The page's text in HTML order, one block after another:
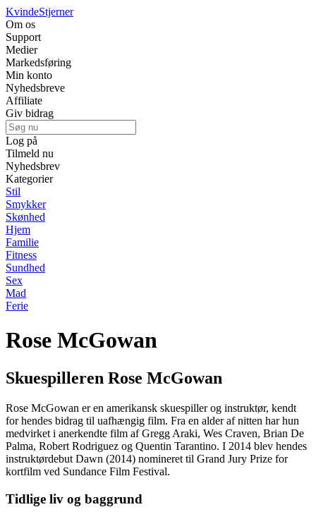
KvindeStjerner
Om os
Support
Medier
Markedsføring
Min konto
Nyhedsbreve
Affiliate
Giv bidrag
Log på
Tilmeld nu
Nyhedsbrev
Kategorier
Stil
Smykker
Skønhed
Hjem
Familie
Fitness
Sundhed
Sex
Mad
Ferie
Rose McGowan
Skuespilleren Rose McGowan
Rose McGowan er en amerikansk skuespiller og instruktør, kendt
for hendes bidrag til uafhængig film. Fra en alder af nitten har hun
medvirket i anerkendte film af Gregg Araki, Wes Craven, Brian De
Palma, Robert Rodriguez og Quentin Tarantino. I 2014 blev hendes
instruktørdebut Dawn (2014) nomineret til Grand Jury Prize for
kortfilm ved Sundance Film Festival.
Tidlige liv og baggrund